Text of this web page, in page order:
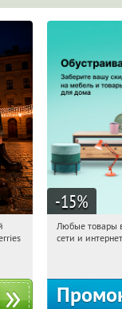
-15%
10:16:06
Любые товары
сети и